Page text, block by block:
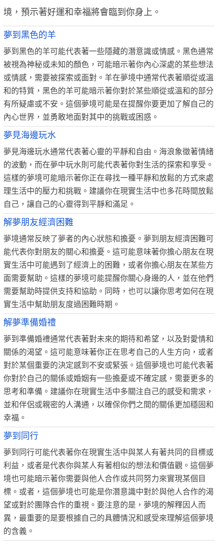
境，預示著好運和幸福將會臨到你身上。
夢到黑色的羊
夢到黑色的羊可能代表著一些隱藏的潛意識或情感。黑色通常
被視為神秘或未知的顏色，可能暗示著你內心深處的某些想法
或情感，需要被探索或面對。羊在夢境中通常代表著順從或溫
和的特質，黑色的羊可能暗示著你對於某些順從或溫和的部分
有所疑慮或不安。這個夢境可能是在提醒你要更加了解自己的
內心世界，並勇敢地面對其中的挑戰或困惑。
夢見海邊玩水
夢見海邊玩水通常代表著心靈的平靜和自由。海浪象徵著情緒
的波動，而在夢中玩水則可能代表著你對生活的探索和享受。
這樣的夢境可能暗示著你正在尋找一種平靜和放鬆的方式來處
理生活中的壓力和挑戰。建議你在現實生活中也多花時間放鬆
自己，讓自己的心靈得到平靜和滿足。
解夢朋友經濟困難
夢境通常反映了夢者的內心狀態和擔憂。夢到朋友經濟困難可
能代表你對朋友的關心和擔憂。這可能意味著你擔心朋友在現
實生活中可能遇到了經濟上的困難，或者你擔心朋友在某些方
面需要幫助。這樣的夢境可能提醒你關心身邊的人，並在他們
需要幫助時提供支持和協助。同時，也可以讓你思考如何在現
實生活中幫助朋友度過困難時期。
解夢準備婚禮
夢到準備婚禮通常代表著對未來的期待和希望，以及對愛情和
關係的渴望。這可能意味著你正在思考自己的人生方向，或者
對於某個重要的決定感到不安或緊張。這個夢境也可能代表著
你對於自己的關係或婚姻有一些擔憂或不確定感，需要更多的
思考和準備。建議你在現實生活中多關注自己的感受和需求，
並和伴侶或親密的人溝通，以確保你們之間的關係更加穩固和
幸福。
夢到同行
夢到同行可能代表著你在現實生活中與某人有著共同的目標或
利益，或者是代表你與某人有著相似的想法和價值觀。這個夢
境也可能暗示著你需要與他人合作或共同努力來實現某個目
標。或者，這個夢境也可能是你潛意識中對於與他人合作的渴
望或對於團隊合作的重視。要注意的是，夢境的解釋因人而
異，最重要的是要根據自己的具體情況和感受來理解這個夢境
的含義。